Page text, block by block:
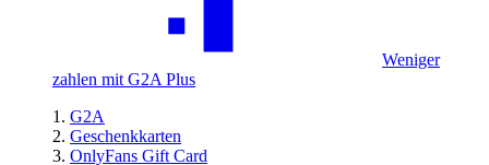
Weniger
zahlen mit G2A Plus
G2A
Geschenkkarten
OnlyFans Gift Card